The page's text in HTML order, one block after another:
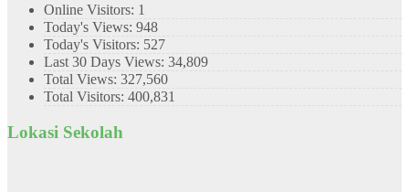
Online Visitors: 1
Today's Views: 948
Today's Visitors: 527
Last 30 Days Views: 34,809
Total Views: 327,560
Total Visitors: 400,831
Lokasi Sekolah